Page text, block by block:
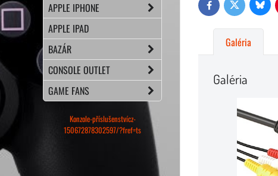
FacebookTwitter Bluesky
Galéria
Galéria
APPLE IPHONE
APPLE IPAD
BAZÁR
CONSOLE OUTLET
GAME FANS
Konzole-příslušenstvícz-
150672878302597/?fref=ts